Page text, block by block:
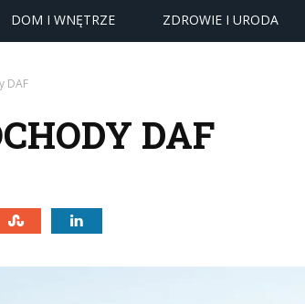
DOM I WNĘTRZE ZDROWIE I URODA
DAF
DAF